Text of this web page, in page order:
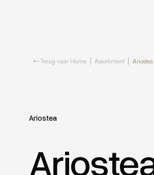
Terug naar Home Assortiment
Ariostea